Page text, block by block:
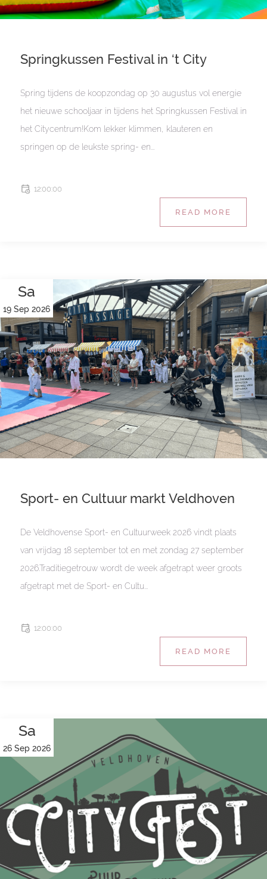
Springkussen Festival in ‘t City
Spring tijdens de koopzondag op 30 augustus vol energie
het nieuwe schooljaar in tijdens het Springkussen Festival in
het Citycentrum!Kom lekker klimmen, klauteren en
springen op de leukste spring- en...
12:00:00
READ MORE
Sa
19 Sep 2026
Sport- en Cultuur markt Veldhoven
De Veldhovense Sport- en Cultuurweek 2026 vindt plaats
van vrijdag 18 september tot en met zondag 27 september
2026.Traditiegetrouw wordt de week afgetrapt weer groots
afgetrapt met de Sport- en Cultu...
12:00:00
READ MORE
Sa
26 Sep 2026